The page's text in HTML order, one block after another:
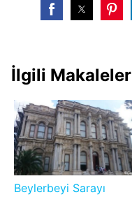
İlgili Makaleler
Beylerbeyi Sarayı